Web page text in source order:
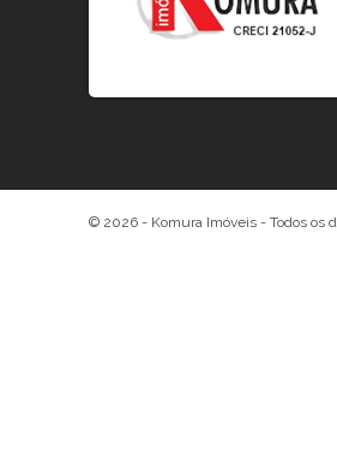
© 2026 - Komura Imóveis- Todos os